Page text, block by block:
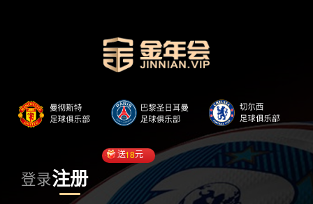
登录注册
送18元